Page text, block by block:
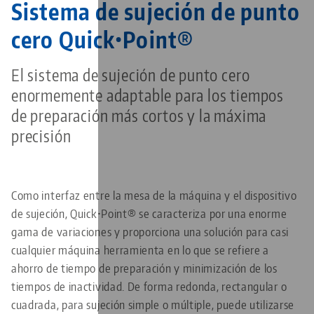
Sistema de sujeción de punto
cero Quick•Point®
El sistema de sujeción de punto cero
enormemente adaptable para los tiempos
de preparación más cortos y la máxima
precisión
Como interfaz entre la mesa de la máquina y el dispositivo
de sujeción, Quick•Point® se caracteriza por una enorme
gama de variaciones y proporciona una solución para casi
cualquier máquina herramienta en lo que se refiere a
ahorro de tiempo de preparación y minimización de los
tiempos de inactividad. De forma redonda, rectangular o
cuadrada, para sujeción simple o múltiple, puede utilizarse